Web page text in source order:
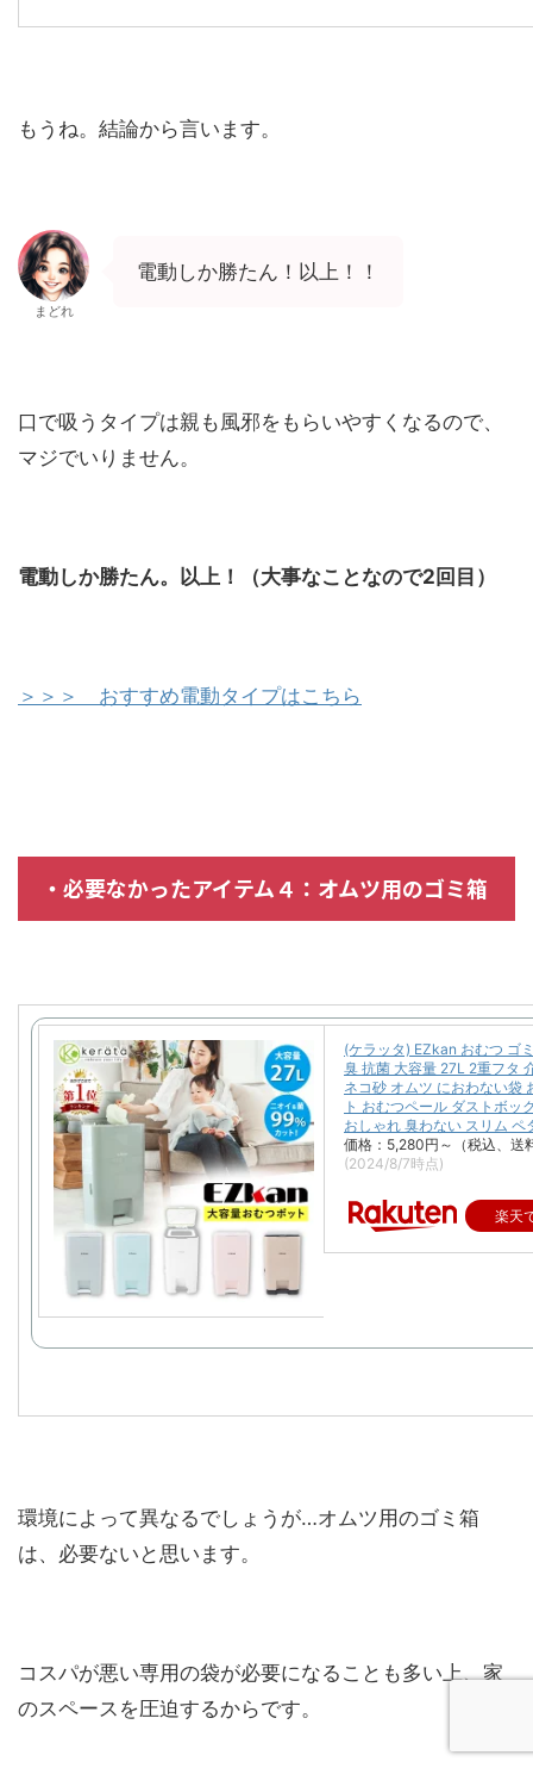
もうね。結論から言います。
まどれ
電動しか勝たん！以上！！
口で吸うタイプは親も風邪をもらいやすくなるので、
マジでいりません。
電動しか勝たん。以上！（大事なことなので2回目）
＞＞＞ おすすめ電動タイプはこちら
・必要なかったアイテム４：オムツ用のゴミ箱
(ケラッタ) EZkan おむつ ゴ
臭 抗菌 大容量 27L 2重フタ
ネコ砂 オムツ におわない袋
ト おむつペール ダストボッ
おしゃれ 臭わない スリム ペ
価格：5,280円～（税込、送
(2024/8/7時点)
楽天
環境によって異なるでしょうが…オムツ用のゴミ箱
は、必要ないと思います。
コスパが悪い専用の袋が必要になることも多い上、家
のスペースを圧迫するからです。